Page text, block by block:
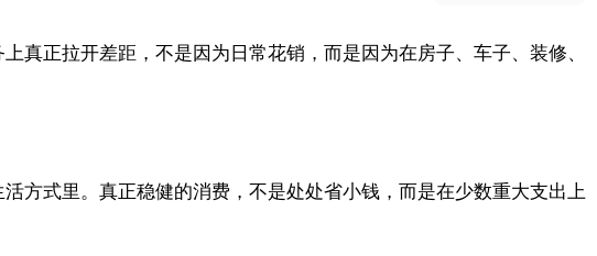
真正拉开差距，不是因为日常花销，而是因为在房子、车子、装修、
方式里。真正稳健的消费，不是处处省小钱，而是在少数重大支出上